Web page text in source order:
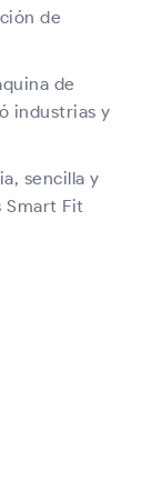
de
de
industrias y
sencilla y
Smart Fit